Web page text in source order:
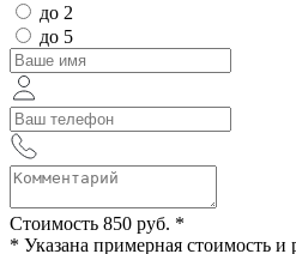
до 2
до 5
Стоимость 850 руб. *
* Указана примерная стоимость и